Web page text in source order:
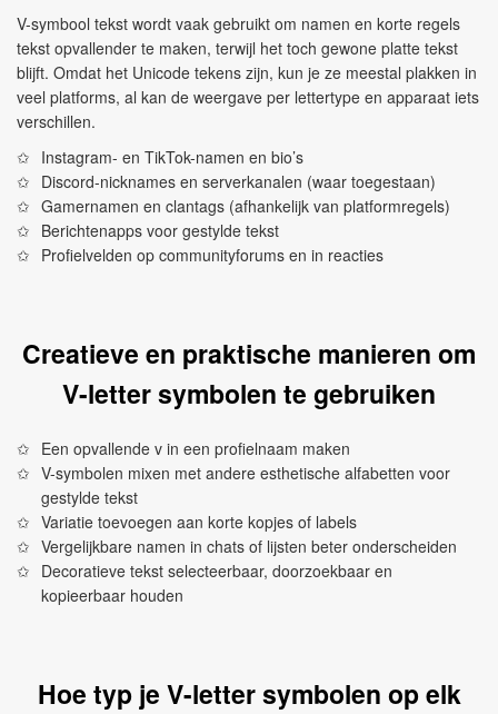
V-symbool tekst wordt vaak gebruikt om namen en korte regels
tekst opvallender te maken, terwijl het toch gewone platte tekst
blijft. Omdat het Unicode tekens zijn, kun je ze meestal plakken in
veel platforms, al kan de weergave per lettertype en apparaat iets
verschillen.
Instagram- en TikTok-namen en bio’s
Discord-nicknames en serverkanalen (waar toegestaan)
Gamernamen en clantags (afhankelijk van platformregels)
Berichtenapps voor gestylde tekst
Profielvelden op communityforums en in reacties
Creatieve en praktische manieren om
V-letter symbolen te gebruiken
Een opvallende v in een profielnaam maken
V-symbolen mixen met andere esthetische alfabetten voor
gestylde tekst
Variatie toevoegen aan korte kopjes of labels
Vergelijkbare namen in chats of lijsten beter onderscheiden
Decoratieve tekst selecteerbaar, doorzoekbaar en
kopieerbaar houden
Hoe typ je V-letter symbolen op elk